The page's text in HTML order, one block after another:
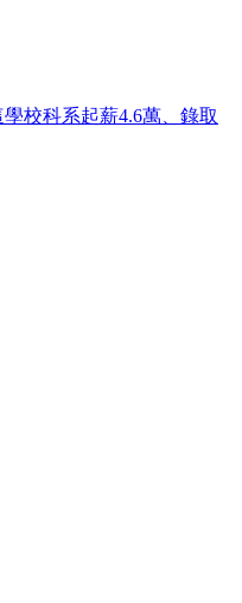
校科系起薪4.6萬、錄取